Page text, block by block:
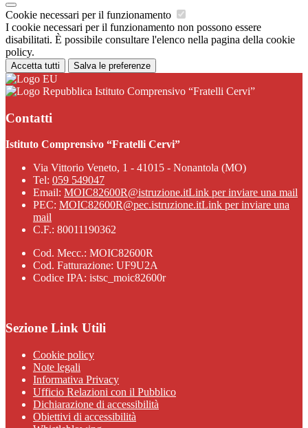
Cookie necessari per il funzionamento
I cookie necessari per il funzionamento non possono essere
disabilitati. È possibile consultare l'elenco nella pagina della cookie
policy.
Accetta tutti Salva le preferenze
Istituto Comprensivo “Fratelli Cervi”
Contatti
Istituto Comprensivo “Fratelli Cervi”
Via Vittorio Veneto, 1 - 41015 - Nonantola (MO)
Tel: 059 549047
Email: MOIC82600R@istruzione.itLink per inviare una mail
PEC: MOIC82600R@pec.istruzione.itLink per inviare una
mail
C.F.: 80011190362
Cod. Mecc.: MOIC82600R
Cod. Fatturazione: UF9U2A
Codice IPA: istsc_moic82600r
Sezione Link Utili
Cookie policy
Note legali
Informativa Privacy
Ufficio Relazioni con il Pubblico
Dichiarazione di accessibilità
Obiettivi di accessibilità